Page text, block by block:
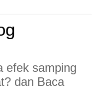
efek samping
dan Baca